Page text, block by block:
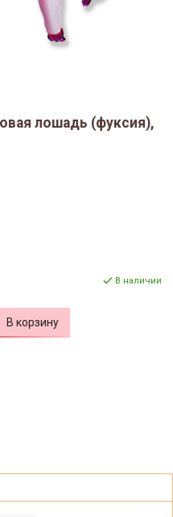
лошадь (фуксия),
В наличии
В корзину